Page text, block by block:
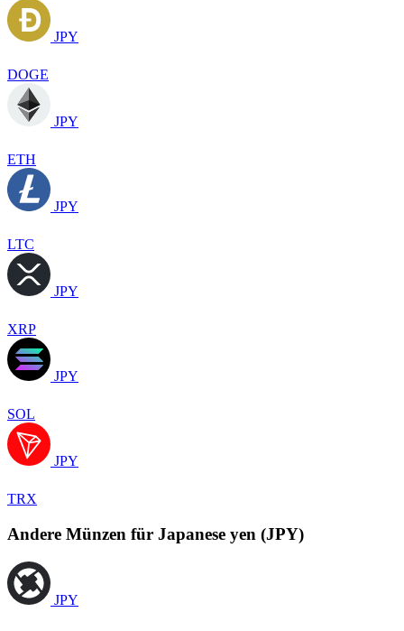
JPY
DOGE
JPY
ETH
JPY
LTC
JPY
XRP
JPY
SOL
JPY
TRX
Andere Münzen für Japanese yen (JPY)
JPY